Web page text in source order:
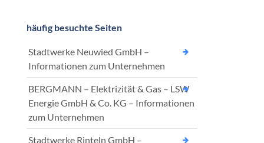
häufig besuchte Seiten
Stadtwerke Neuwied GmbH –
Informationen zum Unternehmen
BERGMANN – Elektrizität & Gas – LSW
Energie GmbH & Co. KG – Informationen
zum Unternehmen
Stadtwerke Rinteln GmbH –